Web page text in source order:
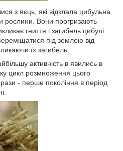
з яєць, які відклала цибульна
рослини. Вони прогризають
гниття і загибель цибулі.
під землею від
їх загибель.
активність в явились в
цикл розмноження цього
- перше покоління в період